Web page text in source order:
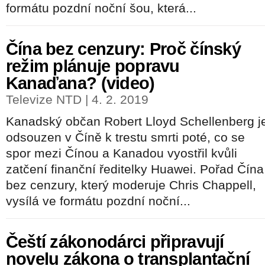
formátu pozdní noční šou, která...
Čína bez cenzury: Proč čínský
režim plánuje popravu
Kanaďana? (video)
Televize NTD | 4. 2. 2019
Kanadský občan Robert Lloyd Schellenberg
odsouzen v Číně k trestu smrti poté, co se
spor mezi Čínou a Kanadou vyostřil kvůli
zatčení finanční ředitelky Huawei. Pořad Čína
bez cenzury, který moderuje Chris Chappell,
vysílá ve formátu pozdní noční...
Čeští zákonodárci připravují
novelu zákona o transplantační